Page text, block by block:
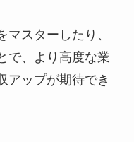
スターしたり、
で、より高度な業
アップが期待でき